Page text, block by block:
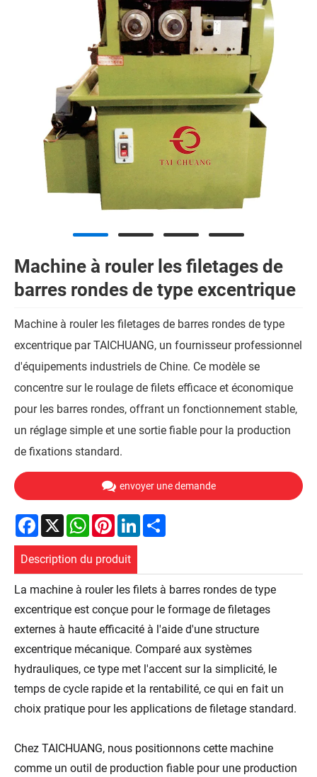
Machine à rouler les filetages de
barres rondes de type excentrique
Machine à rouler les filetages de barres rondes de type
excentrique par TAICHUANG, un fournisseur professionnel
d'équipements industriels de Chine. Ce modèle se
concentre sur le roulage de filets efficace et économique
pour les barres rondes, offrant un fonctionnement stable,
un réglage simple et une sortie fiable pour la production
de fixations standard.
envoyer une demande
Facebook
X WhatsApp
PinterestLinkedIn
Description du produit
La machine à rouler les filets à barres rondes de type
excentrique est conçue pour le formage de filetages
externes à haute efficacité à l'aide d'une structure
excentrique mécanique. Comparé aux systèmes
hydrauliques, ce type met l'accent sur la simplicité, le
temps de cycle rapide et la rentabilité, ce qui en fait un
choix pratique pour les applications de filetage standard.
Chez TAICHUANG, nous positionnons cette machine
comme un outil de production fiable pour une production